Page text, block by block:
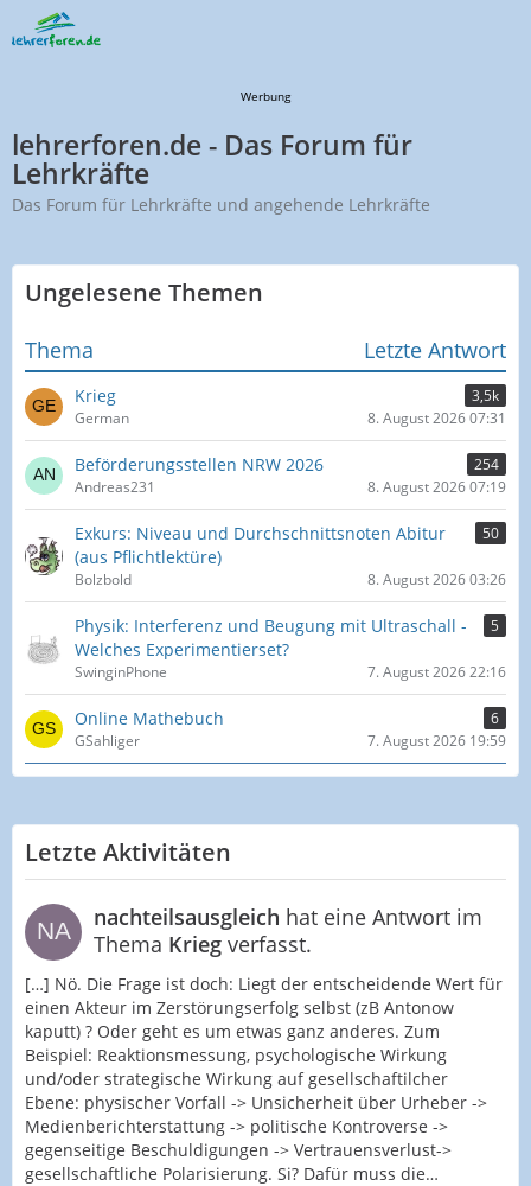
Werbung
lehrerforen.de - Das Forum für
Lehrkräfte
Das Forum für Lehrkräfte und angehende Lehrkräfte
Ungelesene Themen
Thema Letzte Antwort
Krieg
3,5k
German
8. August 2026 07:31
Beförderungsstellen NRW 2026
254
Andreas231
8. August 2026 07:19
Exkurs: Niveau und Durchschnittsnoten Abitur
(aus Pflichtlektüre)
50
Bolzbold 8. August 2026 03:26
Physik: Interferenz und Beugung mit Ultraschall -
Welches Experimentierset?
5
SwinginPhone 7. August 2026 22:16
Online Mathebuch
6
GSahliger
7. August 2026 19:59
Letzte Aktivitäten
nachteilsausgleich hat eine Antwort im
Thema Krieg verfasst.
[…] Nö. Die Frage ist doch: Liegt der entscheidende Wert für
einen Akteur im Zerstörungserfolg selbst (zB Antonow
kaputt) ? Oder geht es um etwas ganz anderes. Zum
Beispiel: Reaktionsmessung, psychologische Wirkung
und/oder strategische Wirkung auf gesellschaftilcher
Ebene: physischer Vorfall -> Unsicherheit über Urheber ->
Medienberichterstattung -> politische Kontroverse ->
gegenseitige Beschuldigungen -> Vertrauensverlust->
gesellschaftliche Polarisierung. Si? Dafür muss die…